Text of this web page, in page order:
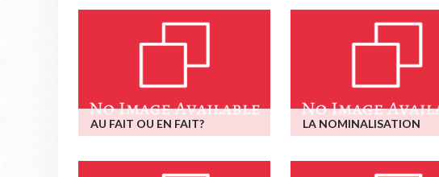
AU FAIT OU EN FAIT? LA NOMINALISATION